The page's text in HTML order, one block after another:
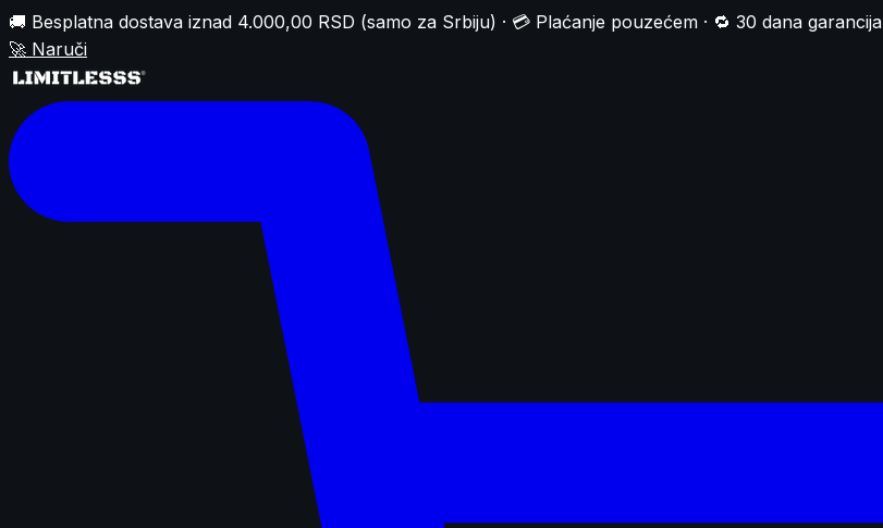
🚚 Besplatna dostava iznad 4.000,00 RSD (samo za Srbiju) · 💳 Plaćanje pouzećem · 🔁 30 dana garancija
🚀 Naruči